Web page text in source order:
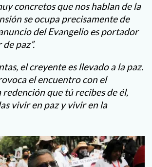
concretos que nos hablan de la
se ocupa precisamente de
del Evangelio es portador
paz”.
el creyente es llevado a la paz.
el encuentro con el
que tú recibes de él,
vivir en paz y vivir en la